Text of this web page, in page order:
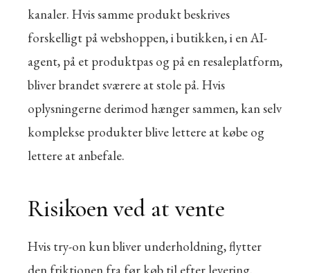
kanaler. Hvis samme produkt beskrives
forskelligt på webshoppen, i butikken, i en AI-
agent, på et produktpas og på en resaleplatform,
bliver brandet sværere at stole på. Hvis
oplysningerne derimod hænger sammen, kan selv
komplekse produkter blive lettere at købe og
lettere at anbefale.
Risikoen ved at vente
Hvis try-on kun bliver underholdning, flytter